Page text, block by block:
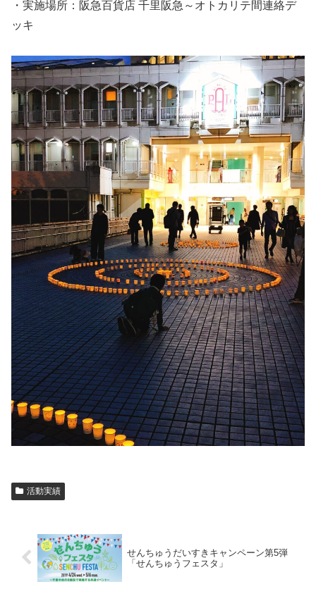
・実施場所：阪急百貨店 千里阪急～オトカリテ間連絡デ
ッキ
活動実績
せんちゅうだいすきキャンペーン第5弾
「せんちゅうフェスタ」